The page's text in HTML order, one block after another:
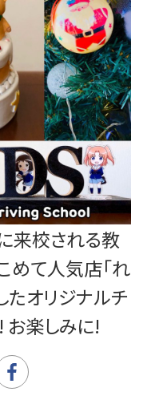
来校される教
めて人気店「れ
たオリジナルチ
お楽しみに!